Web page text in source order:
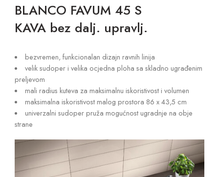
BLANCO FAVUM 45 S
KAVA bez dalj. upravlj.
bezvremen, funkcionalan dizajn ravnih linija
velik sudoper i velika ocjedna ploha sa skladno ugrađenim
preljevom
mali radius kuteva za maksimalnu iskoristivost i volumen
maksimalna iskoristivost malog prostora 86 x 43,5 cm
univerzalni sudoper pruža mogućnost ugradnje na obje
strane